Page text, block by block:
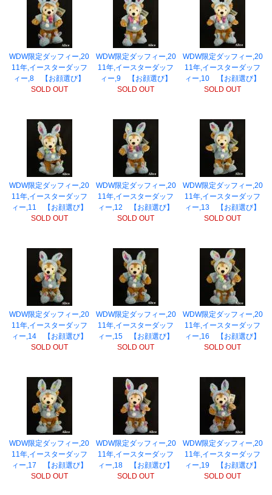
WDW限定ダッフィー,20
11年,イースターダッフ
ィー,8 【お顔選び】
SOLD OUT
WDW限定ダッフィー,20
11年,イースターダッフ
ィー,9 【お顔選び】
SOLD OUT
WDW限定ダッフィー,20
11年,イースターダッフ
ィー,10 【お顔選び】
SOLD OUT
WDW限定ダッフィー,20
11年,イースターダッフ
ィー,11 【お顔選び】
SOLD OUT
WDW限定ダッフィー,20
11年,イースターダッフ
ィー,12 【お顔選び】
SOLD OUT
WDW限定ダッフィー,20
11年,イースターダッフ
ィー,13 【お顔選び】
SOLD OUT
WDW限定ダッフィー,20
11年,イースターダッフ
ィー,14 【お顔選び】
SOLD OUT
WDW限定ダッフィー,20
11年,イースターダッフ
ィー,15 【お顔選び】
SOLD OUT
WDW限定ダッフィー,20
11年,イースターダッフ
ィー,16 【お顔選び】
SOLD OUT
WDW限定ダッフィー,20
11年,イースターダッフ
ィー,17 【お顔選び】
SOLD OUT
WDW限定ダッフィー,20
11年,イースターダッフ
ィー,18 【お顔選び】
SOLD OUT
WDW限定ダッフィー,20
11年,イースターダッフ
ィー,19 【お顔選び】
SOLD OUT